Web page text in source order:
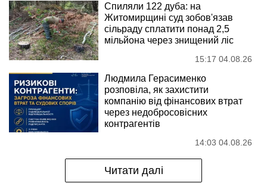
Спиляли 122 дуба: на
Житомирщині суд зобов'язав
сільраду сплатити понад 2,5
мільйона через знищений ліс
15:17 04.08.26
Людмила Герасименко
розповіла, як захистити
компанію від фінансових втрат
через недобросовісних
контрагентів
14:03 04.08.26
Читати далі